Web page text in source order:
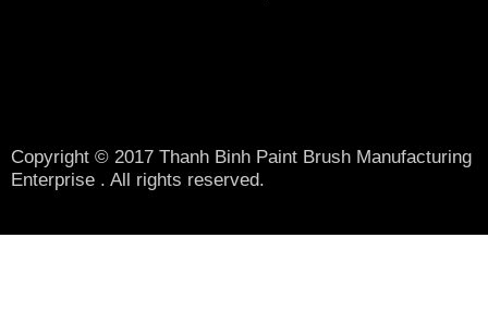
Copyright © 2017 Thanh Binh Paint Brush Manufacturing
Enterprise . All rights reserved.